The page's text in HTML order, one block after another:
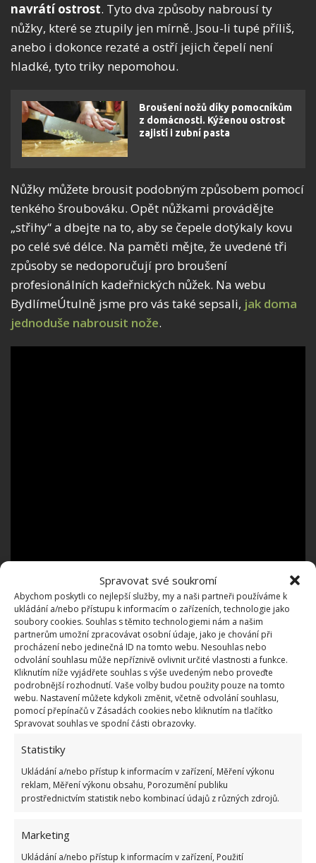
Spravovat své soukromí
Abychom poskytli co nejlepší služby, my a naši partneři používáme k
ukládání a/nebo přístupu k informacím o zařízeních, technologie jako
soubory cookies. Souhlas s těmito technologiemi nám a našim
partnerům umožní zpracovávat osobní údaje, jako je chování při
procházení nebo jedinečná ID na tomto webu. Nesouhlas nebo
odvolání souhlasu může nepříznivě ovlivnit určité vlastnosti a funkce.
Kliknutím níže vyjádřete souhlas s výše uvedeným nebo proveďte
podrobnější rozhodnutí. Vaše volby budou použity pouze na tomto
webu. Nastavení můžete kdykoli změnit, včetně odvolání souhlasu,
pomocí přepínačů v Zásadách cookies nebo kliknutím na tlačítko
Spravovat souhlas ve spodní části obrazovky.
Statistiky
Ukládání a/nebo přístup k informacím v zařízení, Měření výkonu
reklam, Měření výkonu obsahu, Porozumění publiku
prostřednictvím statistik nebo kombinací údajů z různých zdrojů.
Marketing
Ukládání a/nebo přístup k informacím v zařízení, Použití
navrátí ostrost. Tyto dva způsoby nabrousí ty
nůžky, které se ztupily jen mírně. Jsou-li tupé příliš,
anebo i dokonce rezaté a ostří jejich čepelí není
hladké, tyto triky nepomohou.
Broušení nožů díky pomocníkům
z domácnosti. Kýženou ostrost
zajistí i zubní pasta
Nůžky můžete brousit podobným způsobem pomocí
tenkého šroubováku. Opět nůžkami provádějte
„střihy“ a dbejte na to, aby se čepele dotýkaly kovu
po celé své délce. Na paměti mějte, že uvedené tři
způsoby se nedoporučují pro broušení
profesionálních kadeřnických nůžek. Na webu
BydlímeÚtulně jsme pro vás také sepsali, jak doma
jednoduše nabrousit nože.
K ostření nůžek můžete v domácích podmínkách
využít běžný brousek. Navlhčete jeho hrubší stranu
buď vodou, anebo stolním olejem. V tomto případě
by bylo dobré, kdybyste mohli brousit každou čepel
samostatně.Vnitřní stranu čepele přiložte na
kamene. Proveďte 10–20krát. Zkušení kutilové
mohou naostřit nůžky elektrickou bruskou.
Nezapomeňte však na ochranné pomůcky: rukavice a